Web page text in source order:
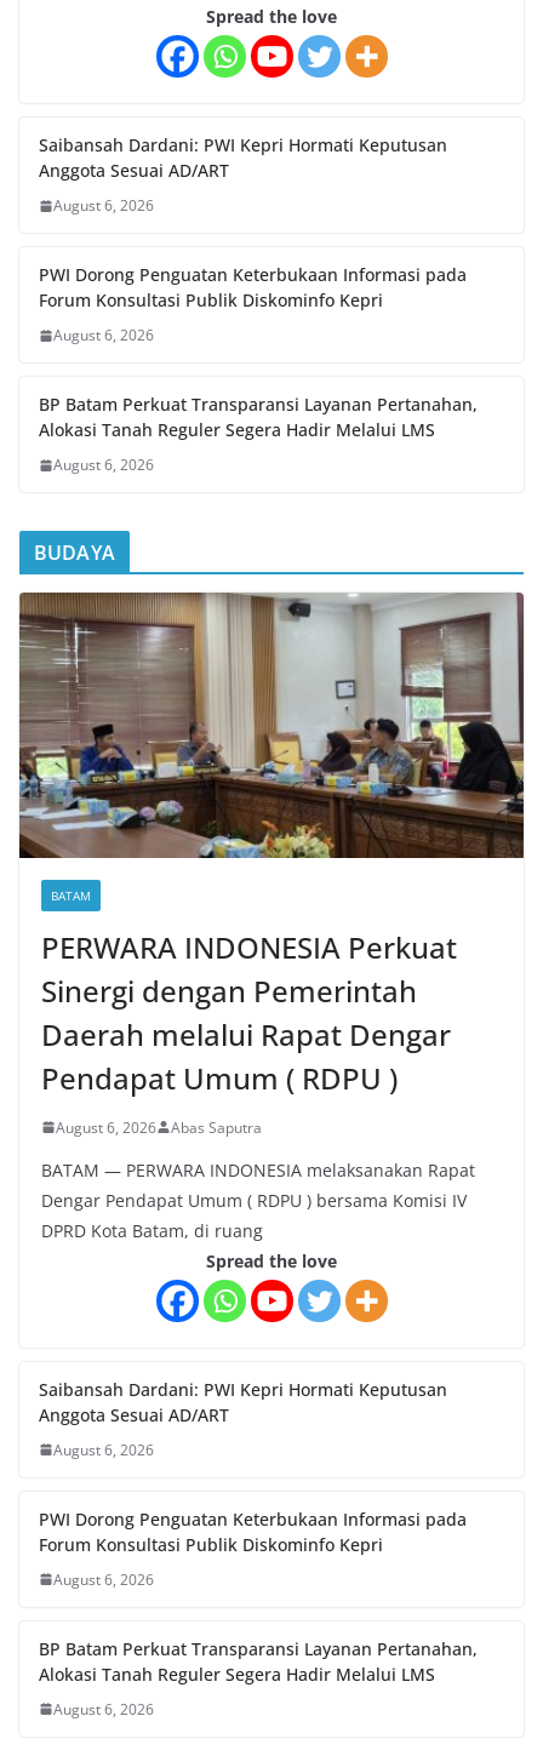
Spread the love
Saibansah Dardani: PWI Kepri Hormati Keputusan
Anggota Sesuai AD/ART
August 6, 2026
PWI Dorong Penguatan Keterbukaan Informasi pada
Forum Konsultasi Publik Diskominfo Kepri
August 6, 2026
BP Batam Perkuat Transparansi Layanan Pertanahan,
Alokasi Tanah Reguler Segera Hadir Melalui LMS
August 6, 2026
BUDAYA
BATAM
PERWARA INDONESIA Perkuat
Sinergi dengan Pemerintah
Daerah melalui Rapat Dengar
Pendapat Umum ( RDPU )
August 6, 2026 Abas Saputra
BATAM — PERWARA INDONESIA melaksanakan Rapat
Dengar Pendapat Umum ( RDPU ) bersama Komisi IV
DPRD Kota Batam, di ruang
Spread the love
Saibansah Dardani: PWI Kepri Hormati Keputusan
Anggota Sesuai AD/ART
August 6, 2026
PWI Dorong Penguatan Keterbukaan Informasi pada
Forum Konsultasi Publik Diskominfo Kepri
August 6, 2026
BP Batam Perkuat Transparansi Layanan Pertanahan,
Alokasi Tanah Reguler Segera Hadir Melalui LMS
August 6, 2026